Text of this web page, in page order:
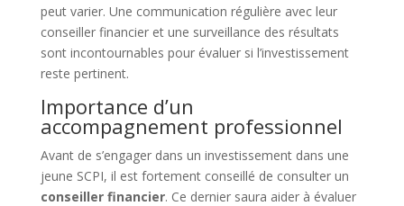
peut varier. Une communication régulière avec leur
conseiller financier et une surveillance des résultats
sont incontournables pour évaluer si l’investissement
reste pertinent.
Importance d’un
accompagnement professionnel
Avant de s’engager dans un investissement dans une
jeune SCPI, il est fortement conseillé de consulter un
conseiller financier. Ce dernier saura aider à évaluer